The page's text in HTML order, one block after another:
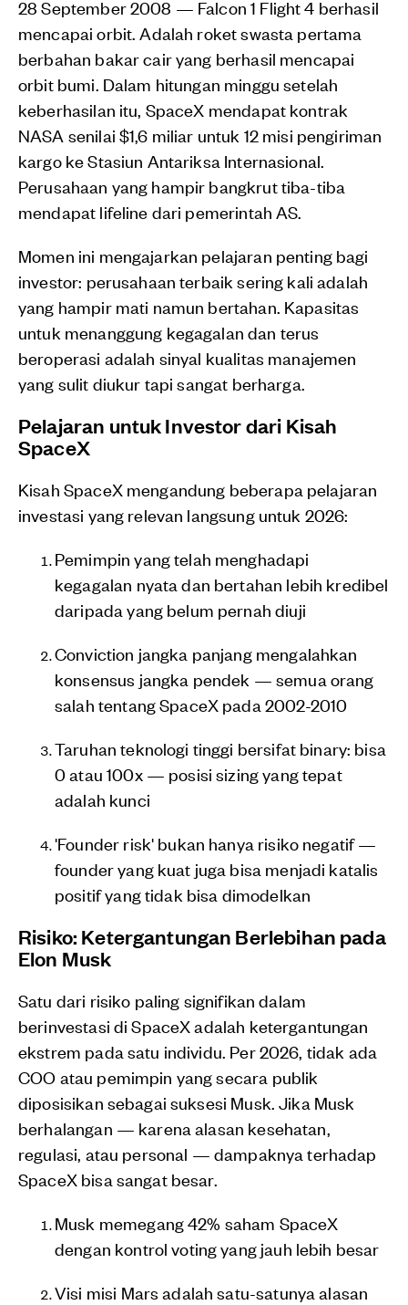
28 September 2008 — Falcon 1 Flight 4 berhasil
mencapai orbit. Adalah roket swasta pertama
berbahan bakar cair yang berhasil mencapai
orbit bumi. Dalam hitungan minggu setelah
keberhasilan itu, SpaceX mendapat kontrak
NASA senilai $1,6 miliar untuk 12 misi pengiriman
kargo ke Stasiun Antariksa Internasional.
Perusahaan yang hampir bangkrut tiba-tiba
mendapat lifeline dari pemerintah AS.
Momen ini mengajarkan pelajaran penting bagi
investor: perusahaan terbaik sering kali adalah
yang hampir mati namun bertahan. Kapasitas
untuk menanggung kegagalan dan terus
beroperasi adalah sinyal kualitas manajemen
yang sulit diukur tapi sangat berharga.
Pelajaran untuk Investor dari Kisah
SpaceX
Kisah SpaceX mengandung beberapa pelajaran
investasi yang relevan langsung untuk 2026:
Pemimpin yang telah menghadapi
kegagalan nyata dan bertahan lebih kredibel
daripada yang belum pernah diuji
Conviction jangka panjang mengalahkan
konsensus jangka pendek — semua orang
salah tentang SpaceX pada 2002-2010
Taruhan teknologi tinggi bersifat binary: bisa
0 atau 100x — posisi sizing yang tepat
adalah kunci
'Founder risk' bukan hanya risiko negatif —
founder yang kuat juga bisa menjadi katalis
positif yang tidak bisa dimodelkan
Risiko: Ketergantungan Berlebihan pada
Elon Musk
Satu dari risiko paling signifikan dalam
berinvestasi di SpaceX adalah ketergantungan
ekstrem pada satu individu. Per 2026, tidak ada
COO atau pemimpin yang secara publik
diposisikan sebagai suksesi Musk. Jika Musk
berhalangan — karena alasan kesehatan,
regulasi, atau personal — dampaknya terhadap
SpaceX bisa sangat besar.
Musk memegang 42% saham SpaceX
dengan kontrol voting yang jauh lebih besar
Visi misi Mars adalah satu-satunya alasan